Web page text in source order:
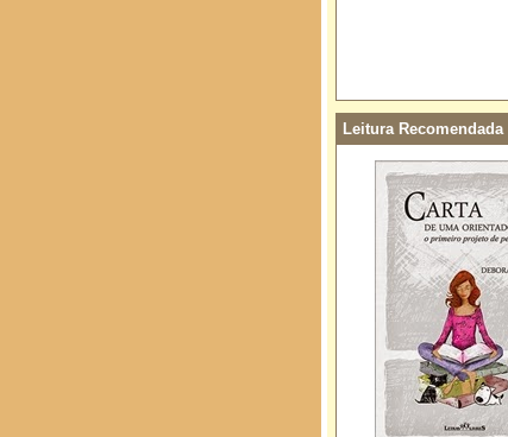
Leitura Recomendada